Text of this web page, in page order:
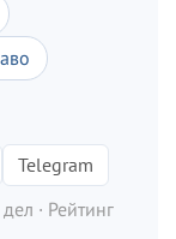
Telegram
· Рейтинг